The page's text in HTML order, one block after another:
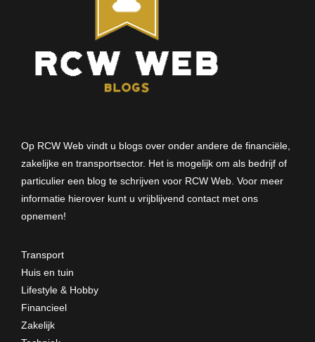
Op RCW Web vindt u blogs over onder andere de financiële,
zakelijke en transportsector. Het is mogelijk om als bedrijf of
particulier een blog te schrijven voor RCW Web. Voor meer
informatie hierover kunt u vrijblijvend contact met ons
opnemen!
Transport
Huis en tuin
Lifestyle & Hobby
Financieel
Zakelijk